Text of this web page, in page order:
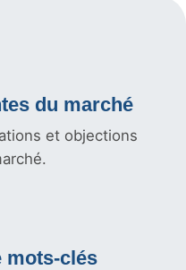
du marché
et objections
mots-clés